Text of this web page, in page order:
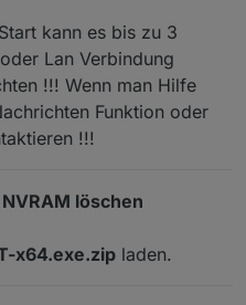
kann es bis zu 3
Lan Verbindung
!!! Wenn man Hilfe
Funktion oder
!!!
löschen
x64.exe.zip laden.